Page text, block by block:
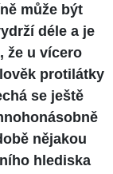
může být
déle a je
že u vícero
protilátky
se ještě
nějakou
hlediska